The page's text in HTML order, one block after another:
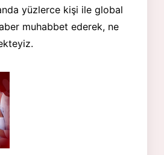
yüzlerce kişi ile global
muhabbet ederek, ne